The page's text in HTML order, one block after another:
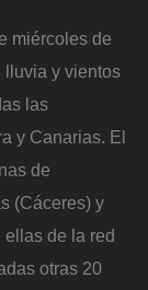
miércoles de
lluvia y vientos
las
y Canarias. El
de
(Cáceres) y
ellas de la red
otras 20